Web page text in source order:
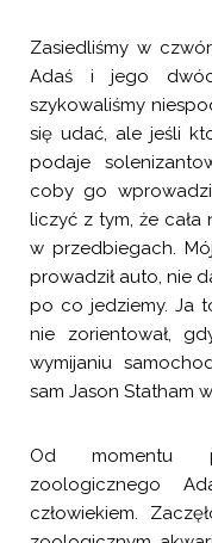
Zasiedliśmy w
Adaś i jego
szykowaliśmy
się udać, ale jeśli
podaje
coby go
liczyć z tym, że cała
w przedbiegach.
prowadził auto, nie
po co jedziemy. Ja
nie zorientował,
wymijaniu
sam Jason Statham w
Od momentu
zoologicznego
człowiekiem.